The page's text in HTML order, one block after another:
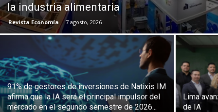
la industria alimentaria
Revista Economía - 7 agosto, 2026
91% de gestores de inversiones de Natixis IM
afirma que la IA será el principal impulsor del
mercado en el segundo semestre de 2026...
Lima
de IA